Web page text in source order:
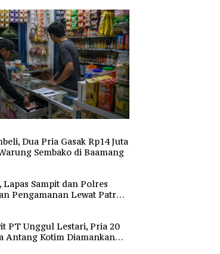
Dua Pria Gasak Rp14 Juta
Sembako di Baamang
Sampit dan Polres
Pengamanan Lewat Patroli
PT Unggul Lestari, Pria 20
Antang Kotim Diamankan